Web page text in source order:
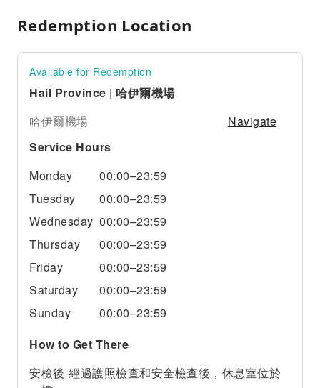
Redemption Location
Available for Redemption
Hail Province | 哈伊爾機場
哈伊爾機場
Navigate
Service Hours
Monday
00:00–23:59
Tuesday
00:00–23:59
Wednesday 00:00–23:59
Thursday
00:00–23:59
Friday
00:00–23:59
Saturday
00:00–23:59
Sunday
00:00–23:59
How to Get There
安檢後-經過護照檢查和安全檢查後，休息室位於